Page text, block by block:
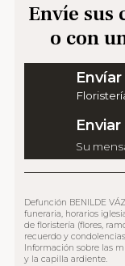
Envíe sus
o con
Su
Defunción BENILDE
funeraria, horarios
de floristería (flores,
recuerdo y
Información sobre las
y la capilla ardiente.